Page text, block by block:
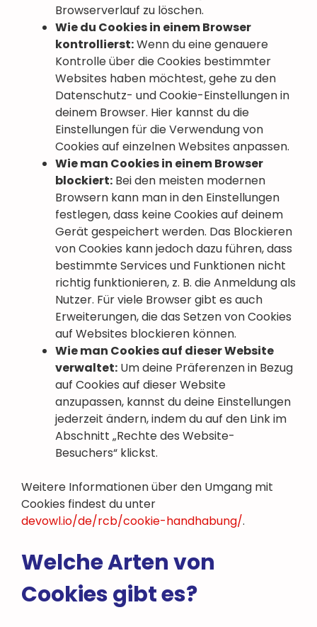
Browserverlauf zu löschen.
Wie du Cookies in einem Browser
kontrollierst:Wenn du eine genauere
Kontrolle über die Cookies bestimmter
Websites haben möchtest, gehe zu den
Datenschutz- und Cookie-Einstellungen in
deinem Browser. Hier kannst du die
Einstellungen für die Verwendung von
Cookies auf einzelnen Websites anpassen.
Wie man Cookies in einem Browser
blockiert: Bei den meisten modernen
Browsern kann man in den Einstellungen
festlegen, dass keine Cookies auf deinem
Gerät gespeichert werden. Das Blockieren
von Cookies kann jedoch dazu führen, dass
bestimmte Services und Funktionen nicht
richtig funktionieren, z. B. die Anmeldung als
Nutzer. Für viele Browser gibt es auch
Erweiterungen, die das Setzen von Cookies
auf Websites blockieren können.
Wie man Cookies auf dieser Website
verwaltet: Um deine Präferenzen in Bezug
auf Cookies auf dieser Website
anzupassen, kannst du deine Einstellungen
jederzeit ändern, indem du auf den Link im
Abschnitt „Rechte des Website-
Besuchers“ klickst.
Weitere Informationen über den Umgang mit
Cookies findest du unter
devowl.io/de/rcb/cookie-handhabung/.
Welche Arten von
Cookies gibt es?